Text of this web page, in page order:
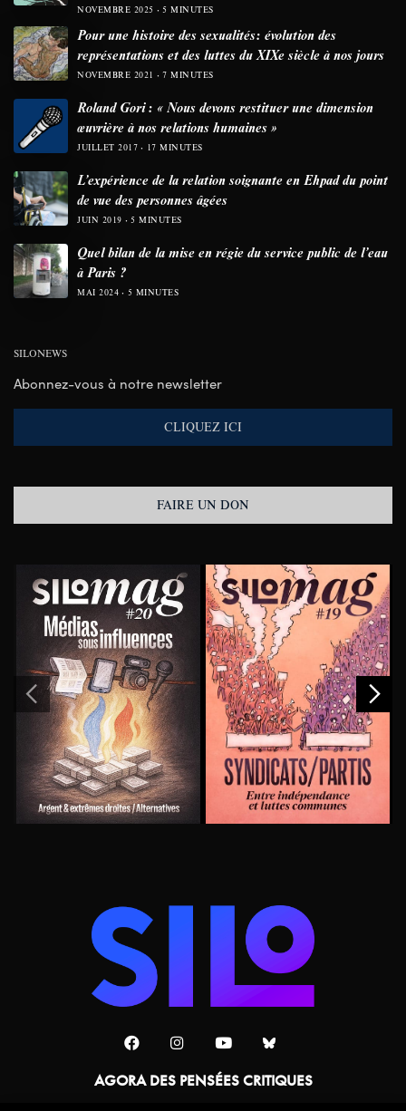
NOVEMBRE 2025 5 MINUTES
Pour une histoire des sexualités: évolution des
représentations et des luttes du XIXe siècle à nos jours
NOVEMBRE 2021 7 MINUTES
Roland Gori : « Nous devons restituer une dimension
œuvrière à nos relations humaines »
JUILLET 2017 17 MINUTES
L’expérience de la relation soignante en Ehpad du point
de vue des personnes âgées
JUIN 2019 5 MINUTES
Quel bilan de la mise en régie du service public de l’eau
à Paris ?
MAI 2024 5 MINUTES
SILONEWS
Abonnez-vous à notre newsletter
CLIQUEZ ICI
FAIRE UN DON
AGORA DES PENSÉES CRITIQUES